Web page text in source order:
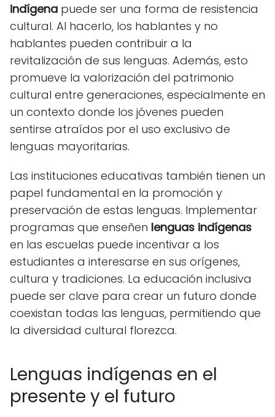
indígena puede ser una forma de resistencia
cultural. Al hacerlo, los hablantes y no
hablantes pueden contribuir a la
revitalización de sus lenguas. Además, esto
promueve la valorización del patrimonio
cultural entre generaciones, especialmente en
un contexto donde los jóvenes pueden
sentirse atraídos por el uso exclusivo de
lenguas mayoritarias.
Las instituciones educativas también tienen un
papel fundamental en la promoción y
preservación de estas lenguas. Implementar
programas que enseñen lenguas indígenas
en las escuelas puede incentivar a los
estudiantes a interesarse en sus orígenes,
cultura y tradiciones. La educación inclusiva
puede ser clave para crear un futuro donde
coexistan todas las lenguas, permitiendo que
la diversidad cultural florezca.
Lenguas indígenas en el
presente y el futuro